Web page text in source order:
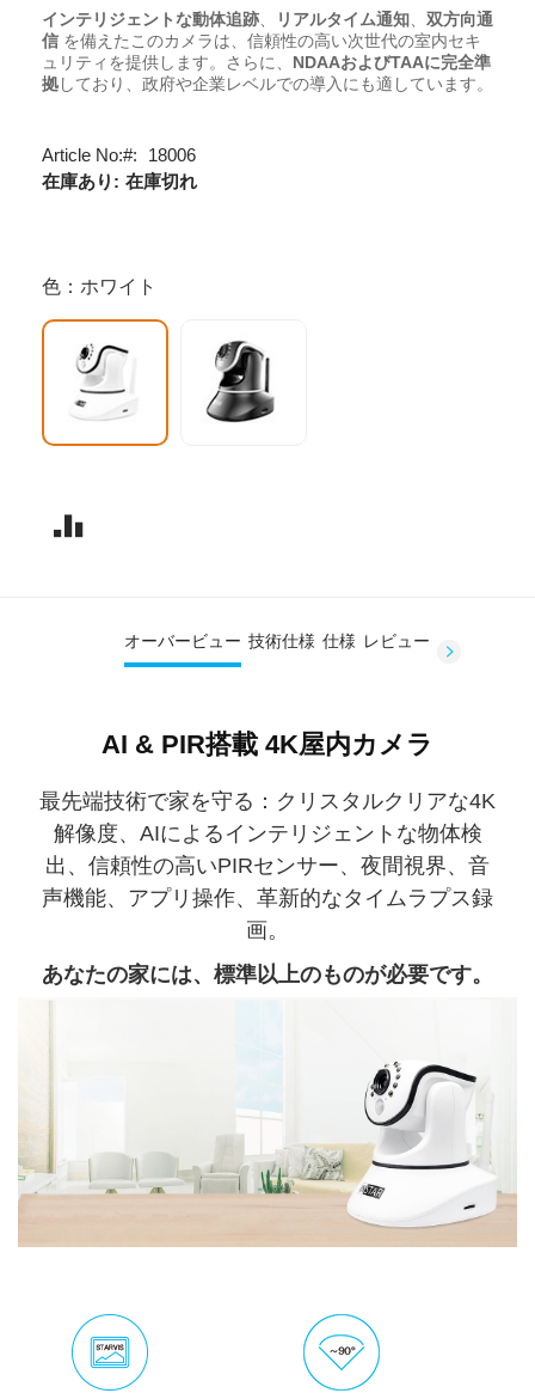
インテリジェントな動体追跡
リアルタイム通知
双方向通
信 を備えたこのカメラは、信頼性の高い次世代の室内セキ
ュリティを提供します。さらに、 NDAAおよびTAAに完全準
拠しており、政府や企業レベルでの導入にも適しています。
Article No:
18006
在庫あり: 在庫切れ
色：ホワイト
オーバービュー 技術仕様 仕様 レビュー
AI & PIR搭載 4K屋内カメラ
最先端技術で家を守る：クリスタルクリアな4K
解像度、AIによるインテリジェントな物体検
出、信頼性の高いPIRセンサー、夜間視界、音
声機能、アプリ操作、革新的なタイムラプス録
画。
あなたの家には、標準以上のものが必要です。